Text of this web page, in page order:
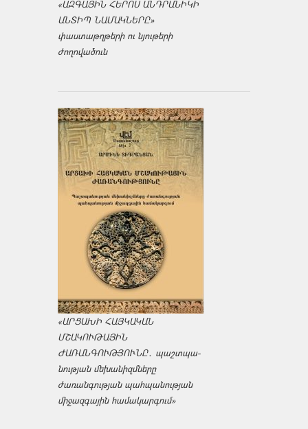
«ԱԶԳԱՅԻՆ ՀԵՐՈՍ ԱՆԴՐԱՆԻԿԻ
ԱՆՏԻՊ ՆԱՄԱԿՆԵՐԸ»
փաստաթղթերի ու նյութերի
ժողովածուն
«ԱՐՑԱԽԻ ՀԱՅԿԱԿԱՆ
ՄՇԱԿՈՒԹԱՅԻՆ
ԺԱՌԱՆԳՈՒԹՅՈՒՆԸ․ պաշտպա­
նության մեխանիզմները
ժառանգության պահպանության
միջազ­գային համակարգում»